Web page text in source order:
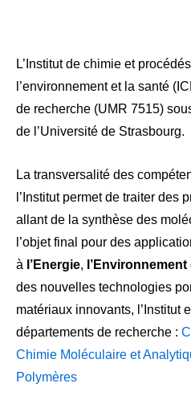
L’Institut de chimie et
l’environnement et la santé
de recherche (UMR 7515)
de l’Université de Strasbourg.
La transversalité des
l’Institut permet de traiter des
allant de la synthèse des
l’objet final pour des
à l’Energie, l’Environnement
des nouvelles technologies
matériaux innovants, l’Institut
départements de recherche :
Chimie Moléculaire et
Polymères